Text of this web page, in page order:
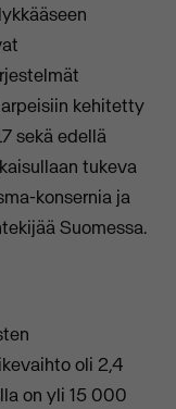
kehitetty
sekä edellä
tukeva
konsernia ja
Suomessa.
oli 2,4
on yli 15 000